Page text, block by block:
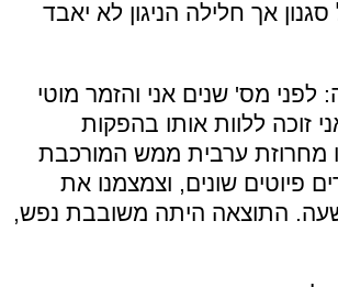
אך חלילה הניגון לא יאבד
מס' שנים אני והזמר מוטי
זוכה ללוות אותו בהפקות
מחרוזת ערבית ממש המורכבת
פיוטים שונים, וצמצמנו את
התוצאה היתה משובבת נפש,